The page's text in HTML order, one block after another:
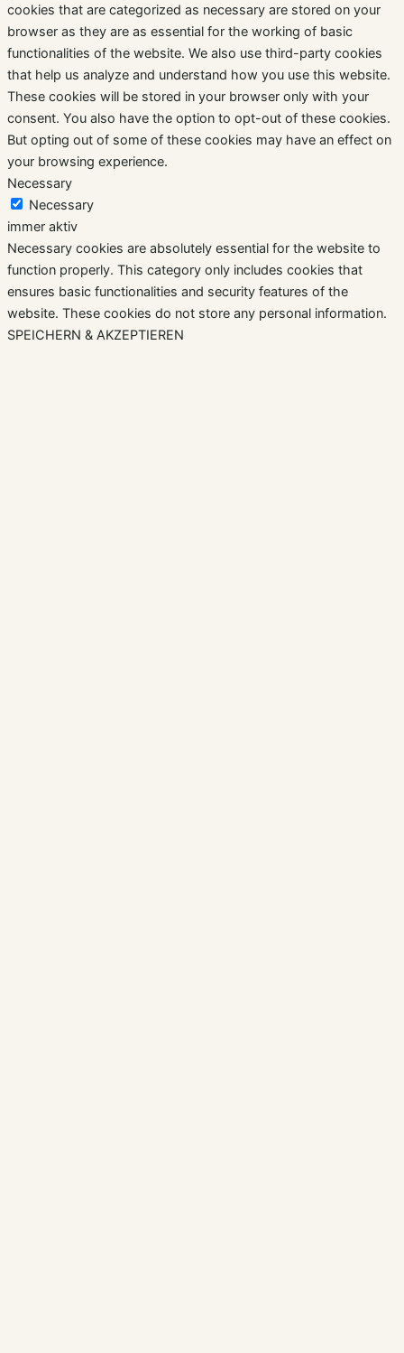
cookies that are categorized as necessary are stored on your
browser as they are as essential for the working of basic
functionalities of the website. We also use third-party cookies
that help us analyze and understand how you use this website.
These cookies will be stored in your browser only with your
consent. You also have the option to opt-out of these cookies.
But opting out of some of these cookies may have an effect on
your browsing experience.
Necessary
Necessary
immer aktiv
Necessary cookies are absolutely essential for the website to
function properly. This category only includes cookies that
ensures basic functionalities and security features of the
website. These cookies do not store any personal information.
SPEICHERN & AKZEPTIEREN